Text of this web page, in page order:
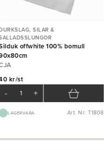
SILAR &
offwhite 100% bomull
kr/st
- +
LAGERVARA Art. Nr: T1808